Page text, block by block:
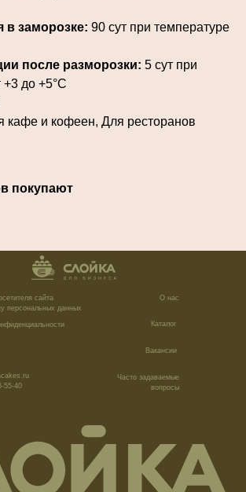
в заморозке: 90 сут при температуре
после разморозки: 5 сут при
+3 до +5°С
кафе и кофеен, Для ресторанов
покупают
О нас
Каталог
Вакансии
Часто задаваемые
вопросы
сайта
персональных данных
55-40